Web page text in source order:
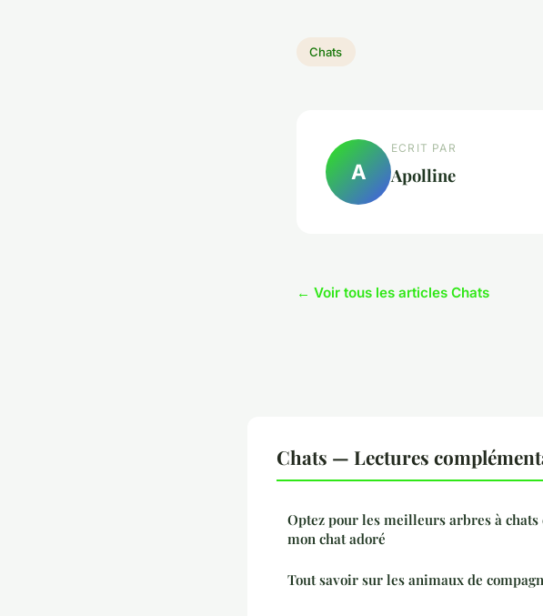
Chats
A
ECRIT PAR
Apolline
← Voir tous les articles Chats
Chats — Lectures
Optez pour les meilleurs arbres à chats
mon chat adoré
Tout savoir sur les animaux de